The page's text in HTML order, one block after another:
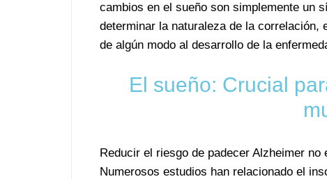
cambios en el sueño son simplemente un
determinar la naturaleza de la correlación,
de algún modo al desarrollo de la
El sueño: Crucial
Reducir el riesgo de padecer Alzheimer
Numerosos estudios han relacionado el